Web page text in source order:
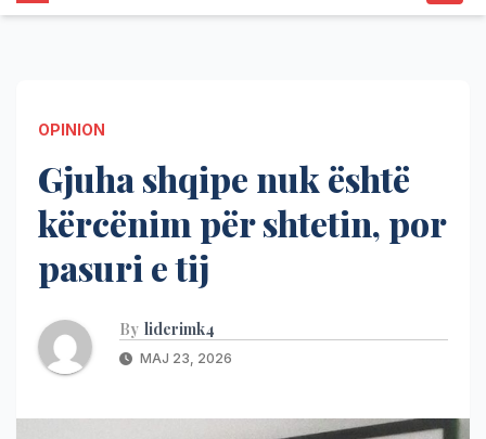
OPINION
Gjuha shqipe nuk është
kërcënim për shtetin, por
pasuri e tij
By liderimk4
MAJ 23, 2026